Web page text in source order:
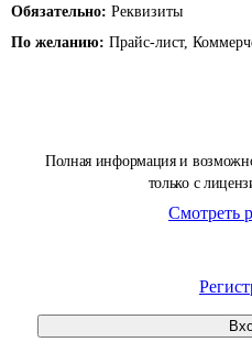
Полная информация и
только с
Смотреть
Обязательно: Реквизиты
По желанию: Прайс-лист,